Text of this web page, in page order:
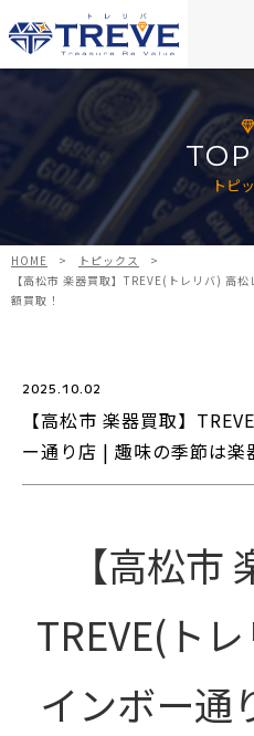
トピ
HOME > トピックス
>
【高松市 楽器買取】TREVE(トレリバ) 高
額買取！
【高松市 楽器買取】
ー通り店 | 趣味の季節は楽
2025.10.02
【高松市
TREVE(ト
インボー通